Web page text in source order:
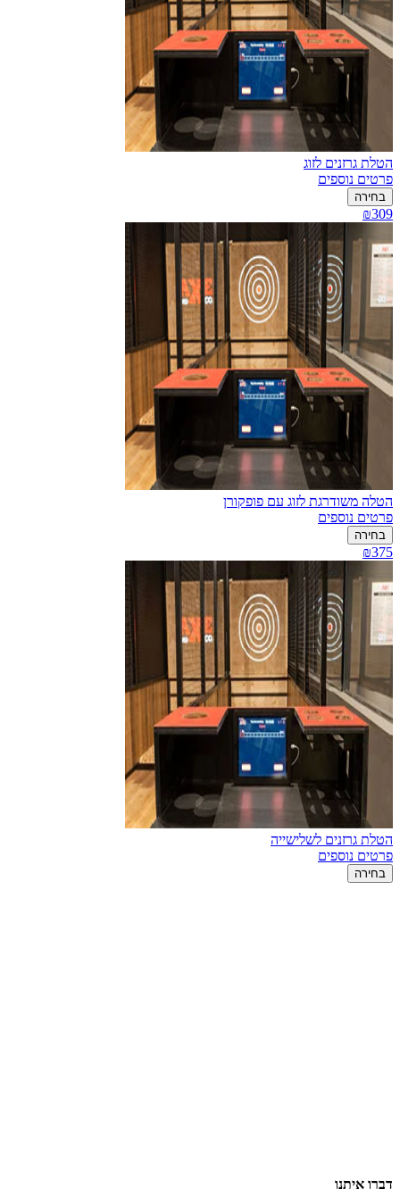
הטלת גרזנים לזוג
פרטים נוספים
בחירה
₪309
הטלה משודרגת לזוג עם פופקורן
פרטים נוספים
בחירה
₪375
הטלת גרזנים לשלישייה
פרטים נוספים
בחירה
דברו איתנו